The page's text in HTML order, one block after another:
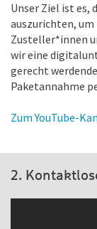
Unser Ziel ist es,
auszurichten, um
Zusteller*innen
wir eine
gerecht
Paketannahme
Zum YouTube-
2.